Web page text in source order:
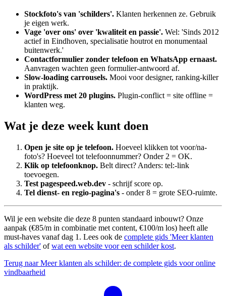
Stockfoto's van 'schilders'. Klanten herkennen ze. Gebruik
je eigen werk.
Vage 'over ons' over 'kwaliteit en passie'. Wel: 'Sinds 2012
actief in Eindhoven, specialisatie houtrot en monumentaal
buitenwerk.'
Contactformulier zonder telefoon en WhatsApp ernaast.
Aanvragen wachten geen formulier-antwoord af.
Slow-loading carrousels. Mooi voor designer, ranking-killer
in praktijk.
WordPress met 20 plugins. Plugin-conflict = site offline =
klanten weg.
Wat je deze week kunt doen
Open je site op je telefoon. Hoeveel klikken tot voor/na-
foto's? Hoeveel tot telefoonnummer? Onder 2 = OK.
Klik op telefoonknop. Belt direct? Anders: tel:-link
toevoegen.
Test pagespeed.web.dev - schrijf score op.
Tel dienst- en regio-pagina's - onder 8 = grote SEO-ruimte.
Wil je een website die deze 8 punten standaard inbouwt? Onze
aanpak (€85/m in combinatie met content, €100/m los) heeft alle
must-haves vanaf dag 1. Lees ook de complete gids 'Meer klanten
als schilder' ofwat een website voor een schilder kost.
Terug naar Meer klanten als schilder: de complete gids voor online
vindbaarheid